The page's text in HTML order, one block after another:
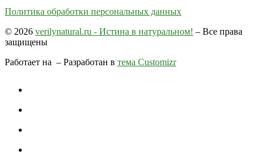
Политика обработки персональных данных
© 2026 verilynatural.ru - Истина в натуральном! – Все права
защищены
Работает на – Разработан в тема Customizr